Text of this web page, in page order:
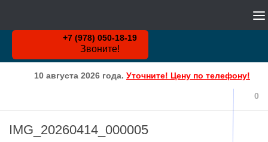
+7 (978) 050-18-19
Звоните!
10 августа 2026 года. Уточните! Цену по телефону!
0
IMG_20260414_000005